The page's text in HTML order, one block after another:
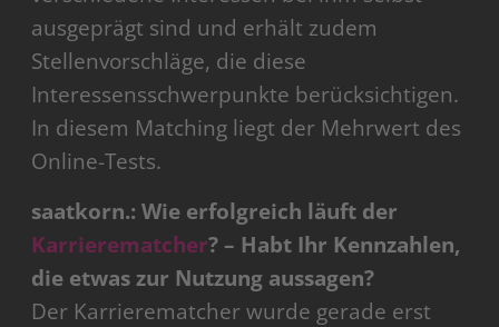
ausgeprägt sind und erhält zudem
Stellenvorschläge, die diese
Interessensschwerpunkte berücksichtigen.
In diesem Matching liegt der Mehrwert des
Online-Tests.
saatkorn.: Wie erfolgreich läuft der
Karrierematcher? – Habt Ihr Kennzahlen,
die etwas zur Nutzung aussagen?
Der Karrierematcher wurde gerade erst